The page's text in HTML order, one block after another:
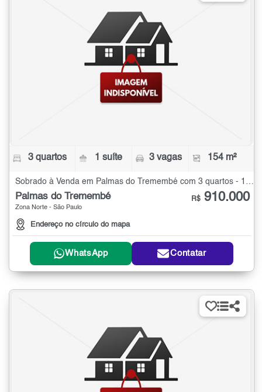
3 quartos 1 suíte 3 vagas 154 m²
Palmas do Tremembé
Zona Norte - São Paulo
Endereço no círculo do mapa
R$ 910.000
WhatsApp Contatar